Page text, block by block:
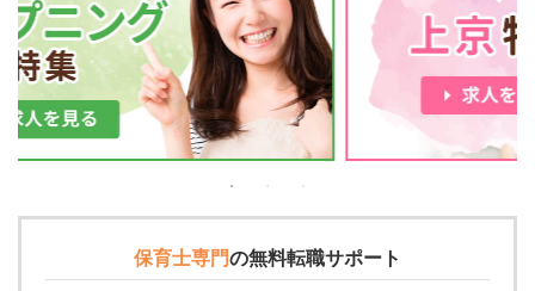
保育士専門の無料転職サポート